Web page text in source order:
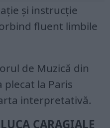
şi instrucţie
fluent limbile
de Muzică din
plecat la Paris
interpretativă.
CARAGIALE